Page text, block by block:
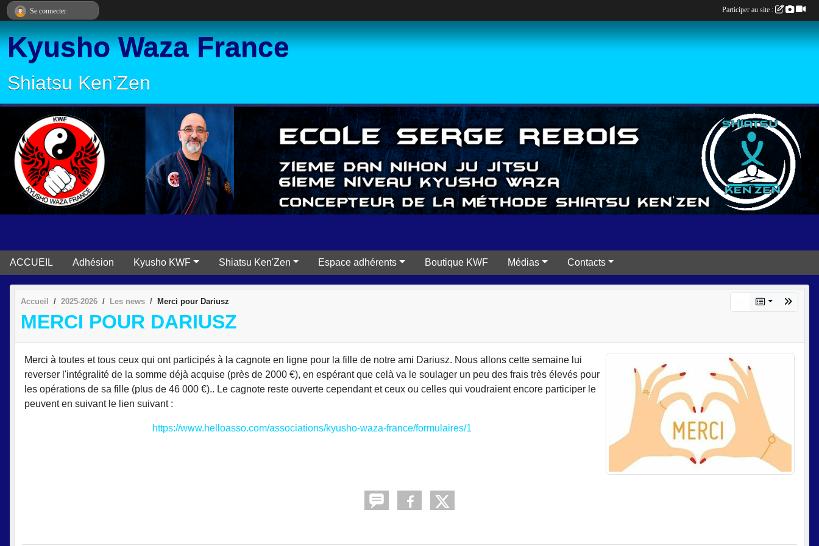
Kyusho Waza France
Shiatsu Ken'Zen
ACCUEIL Adhésion Kyusho KWF Shiatsu Ken'Zen Espace adhérents Boutique KWF Médias Contacts
Accueil 2025-2026 Les news Merci pour Dariusz
MERCI POUR DARIUSZ
Merci à toutes et tous ceux qui ont participés à la cagnote en ligne pour la fille de notre ami Dariusz. Nous allons cette semaine lui
reverser l'intégralité de la somme déjà acquise (près de 2000 €), en espérant que celà va le soulager un peu des frais très élevés pour
les opérations de sa fille (plus de 46 000 €).. Le cagnote reste ouverte cependant et ceux ou celles qui voudraient encore participer le
peuvent en suivant le lien suivant :
https://www.helloasso.com/associations/kyusho-waza-france/formulaires/1
Se connecter Participer au site :
Panneau de gestion des cookies